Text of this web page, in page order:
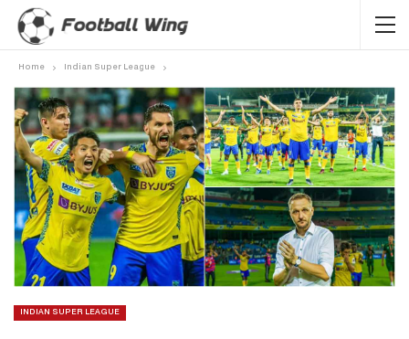
Home Indian Super League
INDIAN SUPER LEAGUE